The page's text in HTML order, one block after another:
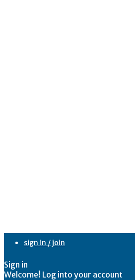
sign in / join
Sign in
Welcome! Log into your account